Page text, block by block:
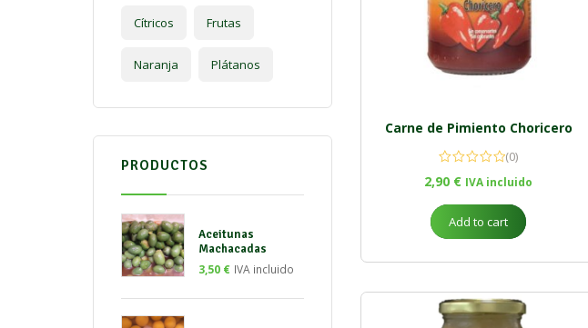
Cítricos Frutas
Naranja Plátanos
PRODUCTOS
Aceitunas
Machacadas
3,50 € IVA incluido
Carne de Pimiento Choricero
(0)
2,90 € IVA incluido
Add to cart